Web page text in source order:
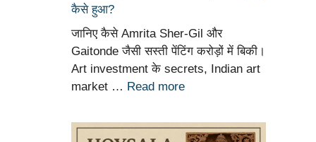
कैसे हुआ?
जानिए कैसे Amrita Sher-Gil और
Gaitonde जैसी सस्ती पेंटिंग करोड़ों में बिकी।
Art investment के secrets, Indian art
market … Read more